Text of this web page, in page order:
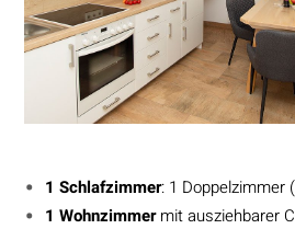
1 Schlafzimmer: 1 Doppelzimmer
1 Wohnzimmermit ausziehbarer